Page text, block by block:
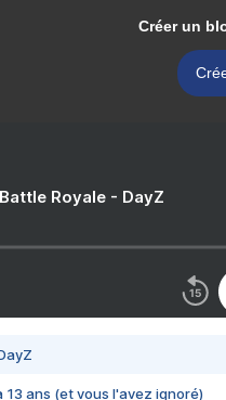
Créer un
Royale - DayZ
13 ans (et vous l'avez ignoré)